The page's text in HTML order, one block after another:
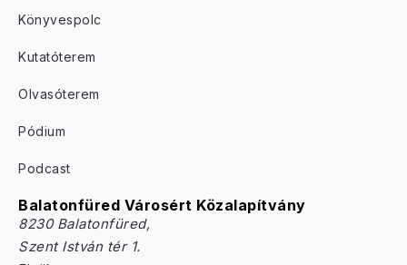
Könyvespolc
Kutatóterem
Olvasóterem
Pódium
Podcast
Balatonfüred Városért Közalapítvány
8230 Balatonfüred,
Szent István tér 1.